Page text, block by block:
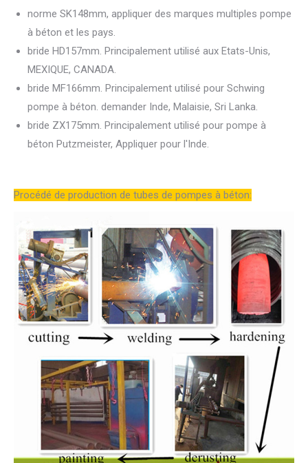
norme SK148mm, appliquer des marques multiples pompe
à béton et les pays.
bride HD157mm. Principalement utilisé aux Etats-Unis,
MEXIQUE, CANADA.
bride MF166mm. Principalement utilisé pour Schwing
pompe à béton. demander Inde, Malaisie, Sri Lanka.
bride ZX175mm. Principalement utilisé pour pompe à
béton Putzmeister, Appliquer pour l'Inde.
Procédé de production de tubes de pompes à béton: